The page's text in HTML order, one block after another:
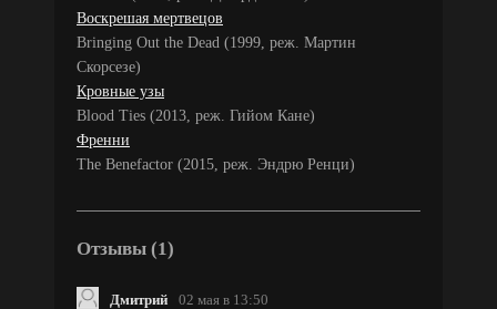
Воскрешая мертвецов
Bringing Out the Dead (1999, реж. Мартин
Скорсезе)
Кровные узы
Blood Ties (2013, реж. Гийом Кане)
Френни
The Benefactor (2015, реж. Эндрю Ренци)
Отзывы (1)
Дмитрий 02 мая в 13:50